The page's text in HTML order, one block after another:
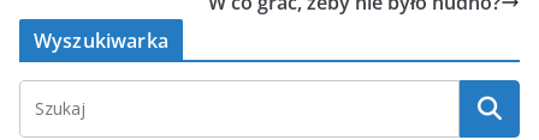
Wyszukiwarka